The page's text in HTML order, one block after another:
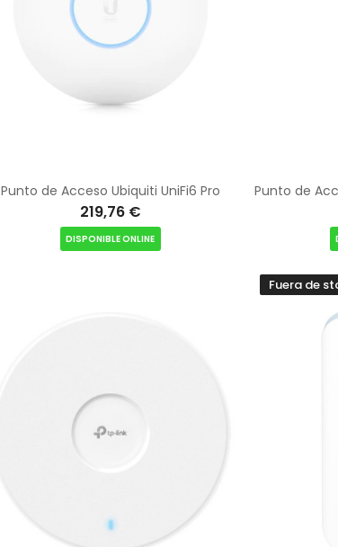
Punto de Acceso Ubiquiti UniFi6 Pro
219,76 €
DISPONIBLE ONLINE
Fuera de